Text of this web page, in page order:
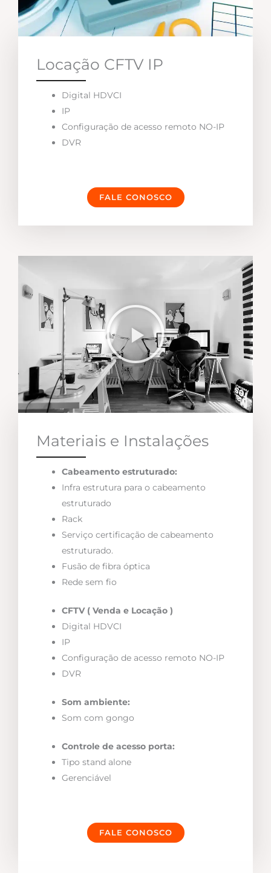
Locação CFTV IP
Digital HDVCI
IP
Configuração de acesso remoto NO-IP
DVR
FALE CONOSCO
Materiais e Instalações
Cabeamento estruturado:
Infra estrutura para o cabeamento
estruturado
Rack
Serviço certificação de cabeamento
estruturado.
Fusão de fibra óptica
Rede sem fio
CFTV ( Venda e Locação )
Digital HDVCI
IP
Configuração de acesso remoto NO-IP
DVR
Som ambiente:
Som com gongo
Controle de acesso porta:
Tipo stand alone
Gerenciável
FALE CONOSCO